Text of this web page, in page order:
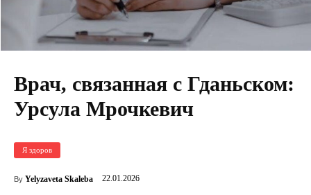
Врач, связанная с Гданьском:
Урсула Мрочкевич
Я здоров
By Yelyzaveta Skaleba 22.01.2026